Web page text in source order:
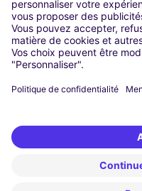
Milan
Rome
Turin
Vienne
Berlin
Düsseldorf